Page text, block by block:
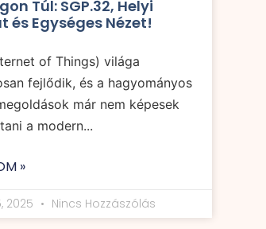
Túl: SGP.32, Helyi
és Egységes Nézet!
of Things) világa
fejlődik, és a hagyományos
már nem képesek
a modern...
»
2025 Nincs Hozzászólás